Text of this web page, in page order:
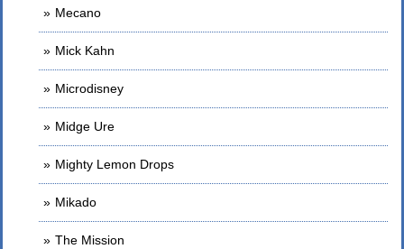
Mecano
Mick Kahn
Microdisney
Midge Ure
Mighty Lemon Drops
Mikado
The Mission